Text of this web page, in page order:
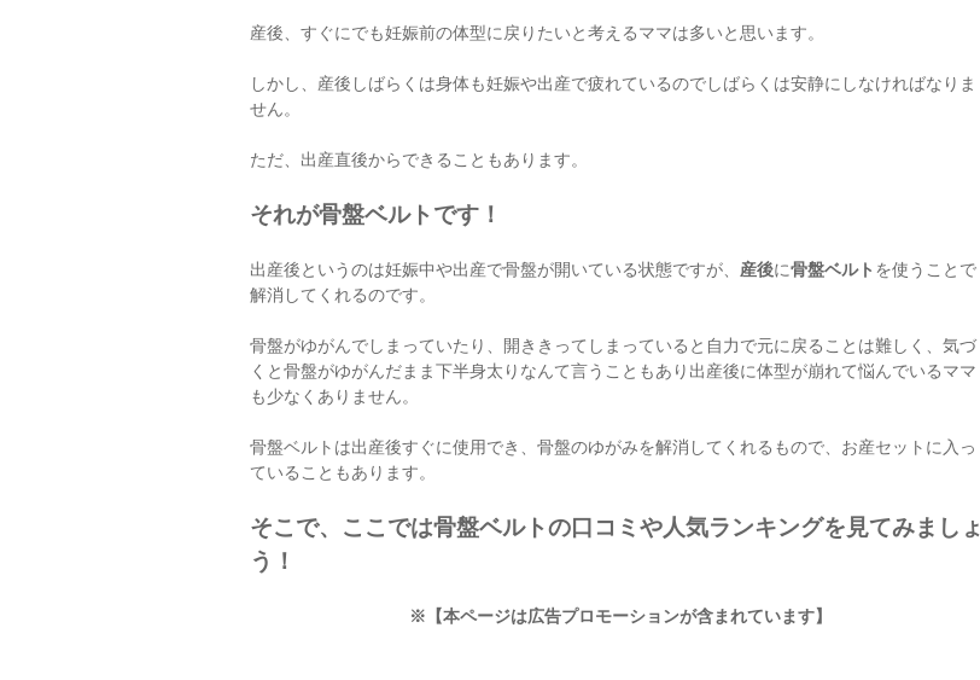
産後、すぐにでも妊娠前の体型に戻りたいと考えるママは多いと思います。
しかし、産後しばらくは身体も妊娠や出産で疲れているのでしばらくは安静にしなければなりま
せん。
ただ、出産直後からできることもあります。
それが骨盤ベルトです！
出産後というのは妊娠中や出産で骨盤が開いている状態ですが、 産後に骨盤ベルト を使うことで
解消してくれるのです。
骨盤がゆがんでしまっていたり、開ききってしまっていると自力で元に戻ることは難しく、気づ
くと骨盤がゆがんだまま下半身太りなんて言うこともあり出産後に体型が崩れて悩んでいるママ
も少なくありません。
骨盤ベルトは出産後すぐに使用でき、骨盤のゆがみを解消してくれるもので、お産セットに入っ
ていることもあります。
そこで、ここでは骨盤ベルトの口コミや人気ランキングを見てみましょ
う！
※【本ページは広告プロモーションが含まれています】